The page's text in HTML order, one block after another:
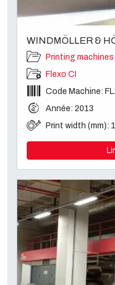
WINDMÖLLER &
Printing machines
Flexo CI
Code Machine:
Année: 2013
Print width (mm):